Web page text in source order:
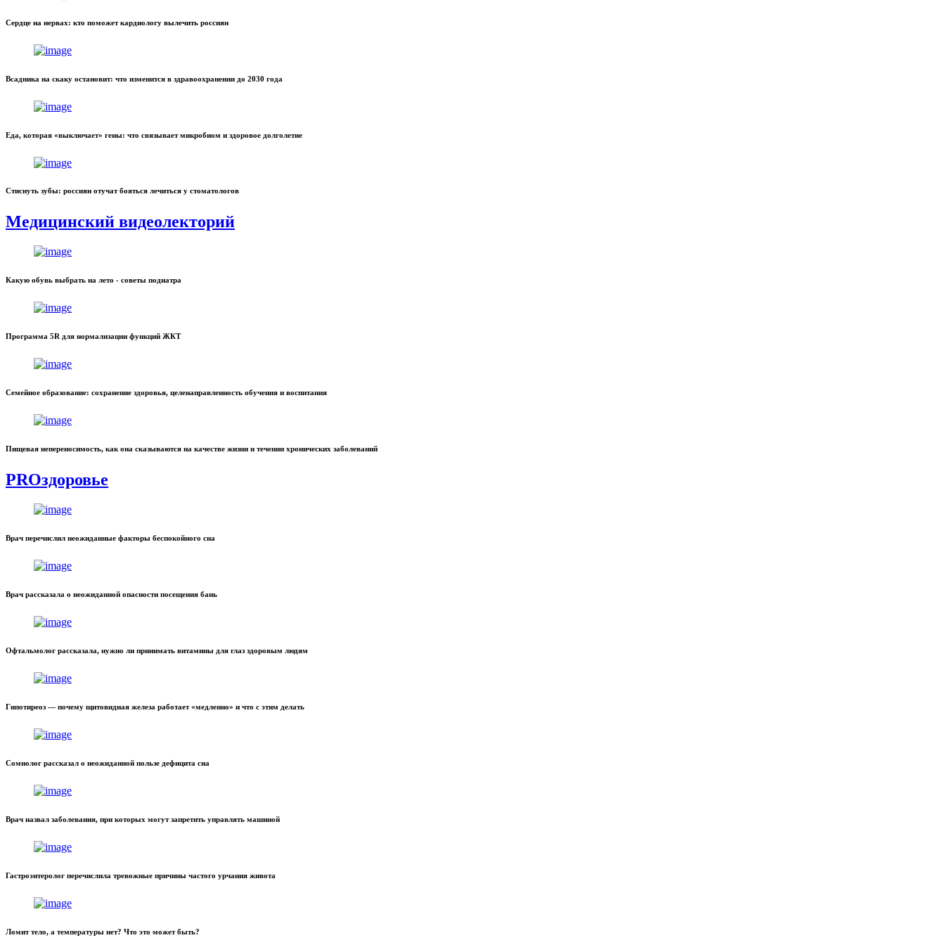
Сердце на нервах: кто поможет кардиологу вылечить россиян
Всадника на скаку остановит: что изменится в здравоохранении до 2030 года
Еда, которая «выключает» гены: что связывает микробиом и здоровое долголетие
Стиснуть зубы: россиян отучат бояться лечиться у стоматологов
Медицинский видеолекторий
Какую обувь выбрать на лето - советы подиатра
Программа 5R для нормализации функций ЖКТ
Семейное образование: сохранение здоровья, целенаправленность обучения и воспитания
Пищевая непереносимость, как она сказываются на качестве жизни и течении хронических заболеваний
PROздоровье
Врач перечислил неожиданные факторы беспокойного сна
Врач рассказала о неожиданной опасности посещения бань
Офтальмолог рассказала, нужно ли принимать витамины для глаз здоровым людям
Гипотиреоз — почему щитовидная железа работает «медленно» и что с этим делать
Сомнолог рассказал о неожиданной пользе дефицита сна
Врач назвал заболевания, при которых могут запретить управлять машиной
Гастроэнтеролог перечислила тревожные причины частого урчания живота
Ломит тело, а температуры нет? Что это может быть?